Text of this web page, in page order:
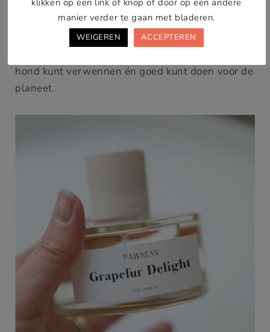
een elegante fles met een houten dop, wat niet
alleen stijlvol is, maar ook bijdraagt aan
duurzaamheid. De verpakking is gemaakt van
hond kunt verwennen én goed kunt doen voor de
planeet.
manier verder te gaan met bladeren.
WEIGEREN ACCEPTEREN